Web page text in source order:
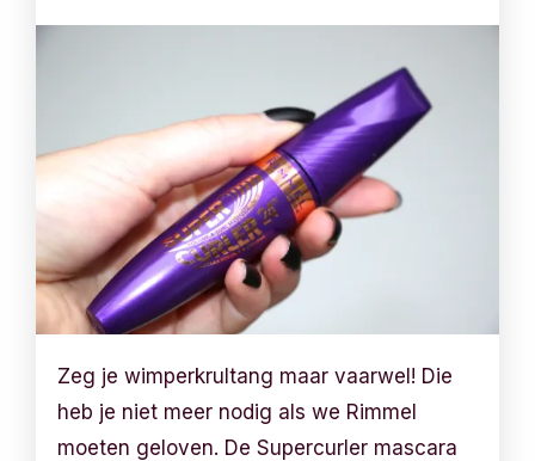
Zeg je wimperkrultang maar vaarwel! Die
heb je niet meer nodig als we Rimmel
moeten geloven. De Supercurler mascara